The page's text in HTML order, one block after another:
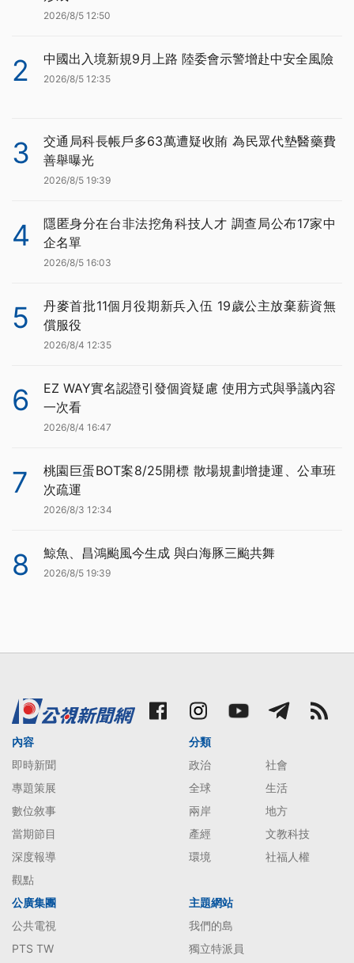
2026/8/5 12:50
2 中國出入境新規9月上路 陸委會示警增赴中安全風險
2026/8/5 12:35
3
交通局科長帳戶多63萬遭疑收賄 為民眾代墊醫藥費
善舉曝光
2026/8/5 19:39
4
隱匿身分在台非法挖角科技人才 調查局公布17家中
企名單
2026/8/5 16:03
5
丹麥首批11個月役期新兵入伍 19歲公主放棄薪資無
償服役
2026/8/4 12:35
6
EZ WAY實名認證引發個資疑慮 使用方式與爭議內容
一次看
2026/8/4 16:47
7
桃園巨蛋BOT案8/25開標 散場規劃增捷運、公車班
次疏運
2026/8/3 12:34
8 鯨魚、昌鴻颱風今生成 與白海豚三颱共舞
2026/8/5 19:39
內容
即時新聞
專題策展
數位敘事
當期節目
深度報導
觀點
分類
政治
社會
全球
生活
兩岸
地方
產經
文教科技
環境
社福人權
公廣集團
公共電視
PTS TW
主題網站
我們的島
獨立特派員